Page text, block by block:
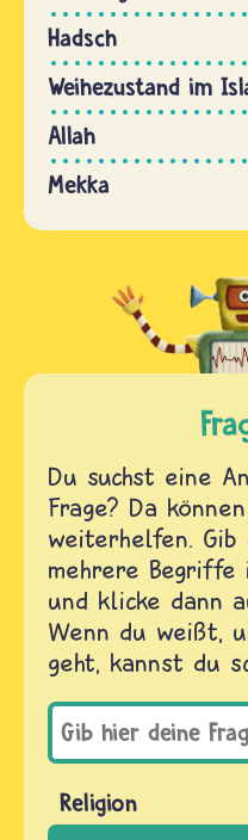
Hadsch
Weihezustand im
Allah
Mekka
Du suchst eine
Frage? Da
weiterhelfen.
mehrere Begriffe
und klicke dann
Wenn du weißt,
geht, kannst du
Religion